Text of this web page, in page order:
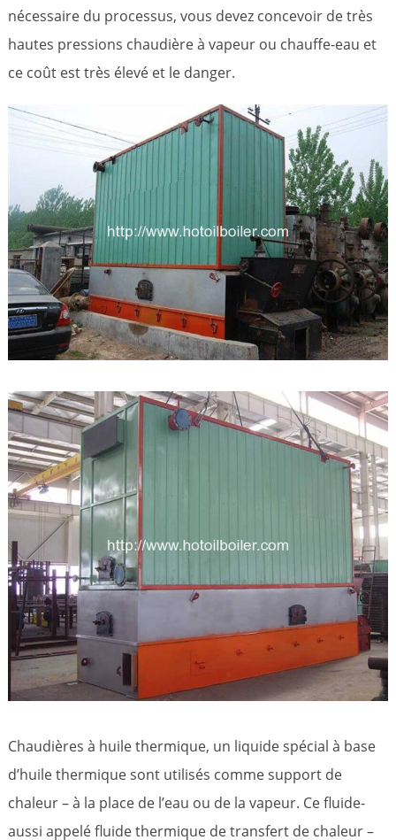
nécessaire du processus, vous devez concevoir de très
hautes pressions chaudière à vapeur ou chauffe-eau et
ce coût est très élevé et le danger.
Chaudières à huile thermique, un liquide spécial à base
d’huile thermique sont utilisés comme support de
chaleur – à la place de l’eau ou de la vapeur. Ce fluide-
aussi appelé fluide thermique de transfert de chaleur –